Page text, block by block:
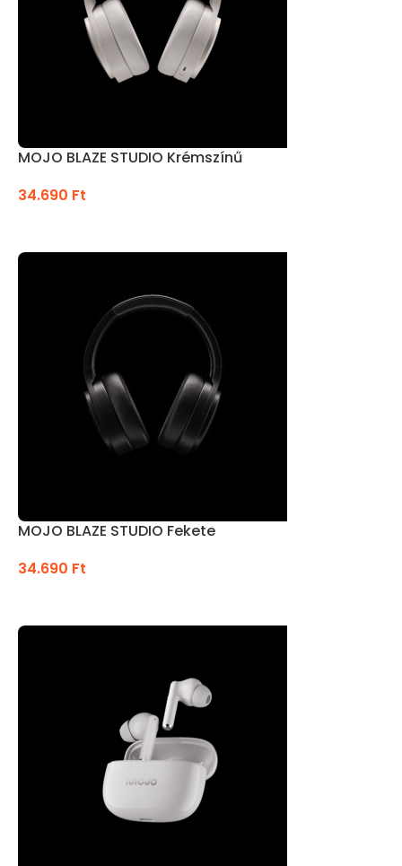
MOJO BLAZE STUDIO Krémszínű
34.690 Ft
MOJO BLAZE STUDIO Fekete
34.690 Ft